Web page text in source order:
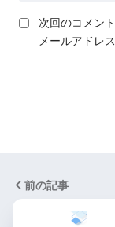
次回のコメン
メールアドレ
前の記事